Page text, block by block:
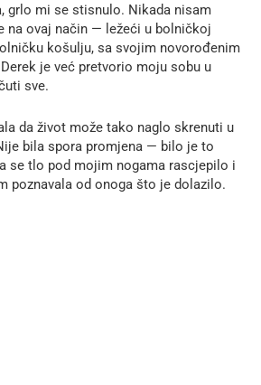
grlo mi se stisnulo. Nikada nisam
na ovaj način — ležeći u bolničkoj
košulju, sa svojim novorođenim
je već pretvorio moju sobu u
sve.
da život može tako naglo skrenuti u
bila spora promjena — bilo je to
se tlo pod mojim nogama rascjepilo i
poznavala od onoga što je dolazilo.